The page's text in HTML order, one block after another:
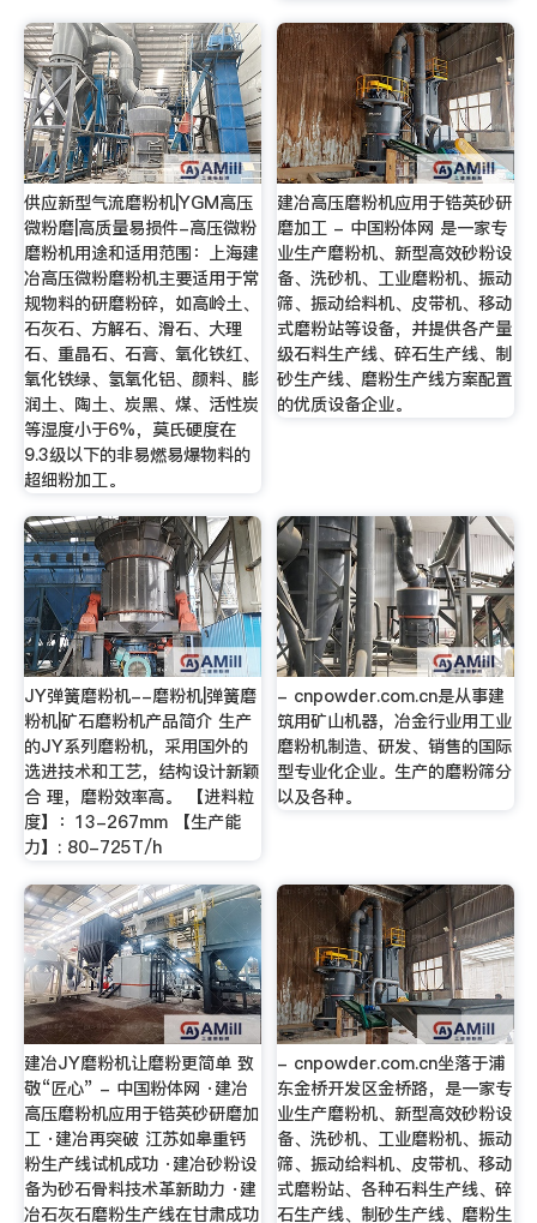
供应新型气流磨粉机|YGM高压
微粉磨|高质量易损件-高压微粉
磨粉机用途和适用范围：上海建
冶高压微粉磨粉机主要适用于常
规物料的研磨粉碎，如高岭土、
石灰石、方解石、滑石、大理
石、重晶石、石膏、氧化铁红、
氧化铁绿、氢氧化铝、颜料、膨
润土、陶土、炭黑、煤、活性炭
等湿度小于6%，莫氏硬度在
9.3级以下的非易燃易爆物料的
超细粉加工。
建冶高压磨粉机应用于锆英砂研
磨加工 - 中国粉体网 是一家专
业生产磨粉机、新型高效砂粉设
备、洗砂机、工业磨粉机、振动
筛、振动给料机、皮带机、移动
式磨粉站等设备，并提供各产量
级石料生产线、碎石生产线、制
砂生产线、磨粉生产线方案配置
的优质设备企业。
JY弹簧磨粉机--磨粉机|弹簧磨
粉机|矿石磨粉机产品简介 生产
的JY系列磨粉机，采用国外的
选进技术和工艺，结构设计新颖
合 理，磨粉效率高。 【进料粒
度】：13-267mm 【生产能
力】: 80-725T/h
- cnpowder.com.cn是从事建
筑用矿山机器，冶金行业用工业
磨粉机制造、研发、销售的国际
型专业化企业。生产的磨粉筛分
以及各种。
建冶JY磨粉机让磨粉更简单 致
敬“匠心” - 中国粉体网 ·建冶
高压磨粉机应用于锆英砂研磨加
工 ·建冶再突破 江苏如皋重钙
粉生产线试机成功 ·建冶砂粉设
备为砂石骨料技术革新助力 ·建
冶石灰石磨粉生产线在甘肃成功
- cnpowder.com.cn坐落于浦
东金桥开发区金桥路，是一家专
业生产磨粉机、新型高效砂粉设
备、洗砂机、工业磨粉机、振动
筛、振动给料机、皮带机、移动
式磨粉站、各种石料生产线、碎
石生产线、制砂生产线、磨粉生